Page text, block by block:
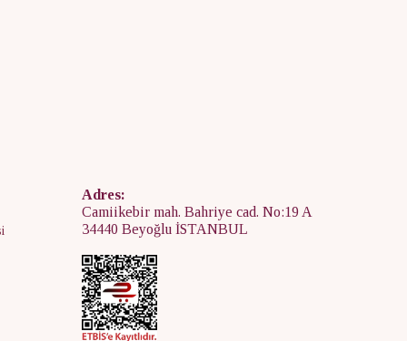
Adres:
Camiikebir mah. Bahriye cad. No:19 A
34440 Beyoğlu İSTANBUL